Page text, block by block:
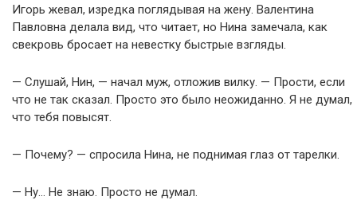
Игорь жевал, изредка поглядывая на жену. Валентина
Павловна делала вид, что читает, но Нина замечала, как
свекровь бросает на невестку быстрые взгляды.
— Слушай, Нин, — начал муж, отложив вилку. — Прости, если
что не так сказал. Просто это было неожиданно. Я не думал,
что тебя повысят.
— Почему? — спросила Нина, не поднимая глаз от тарелки.
— Ну… Не знаю. Просто не думал.